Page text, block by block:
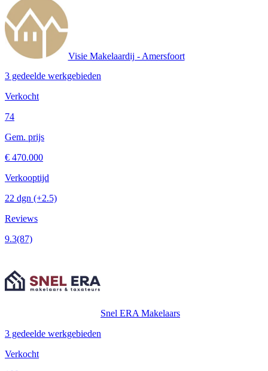
Visie Makelaardij - Amersfoort
3 gedeelde werkgebieden
Verkocht
74
Gem. prijs
€ 470.000
Verkooptijd
22 dgn (+2.5)
Reviews
9.3(87)
Snel ERA Makelaars
3 gedeelde werkgebieden
Verkocht